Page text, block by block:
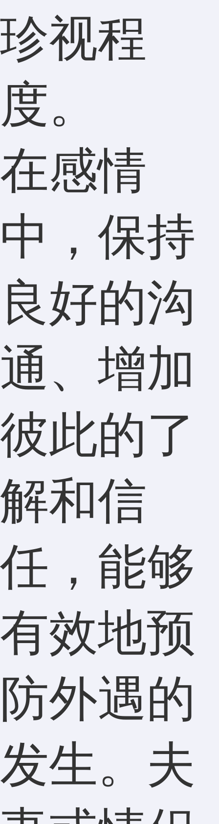
珍视程
度。
在感情
中，保持
良好的沟
通、增加
彼此的了
解和信
任，能够
有效地预
防外遇的
发生。夫